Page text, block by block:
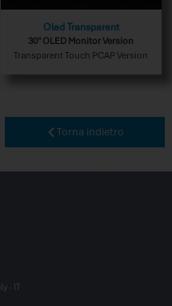
Oled Transparent
30″ OLED Monitor Version
Transparent Touch PCAP Version
Torna indietro
- IT